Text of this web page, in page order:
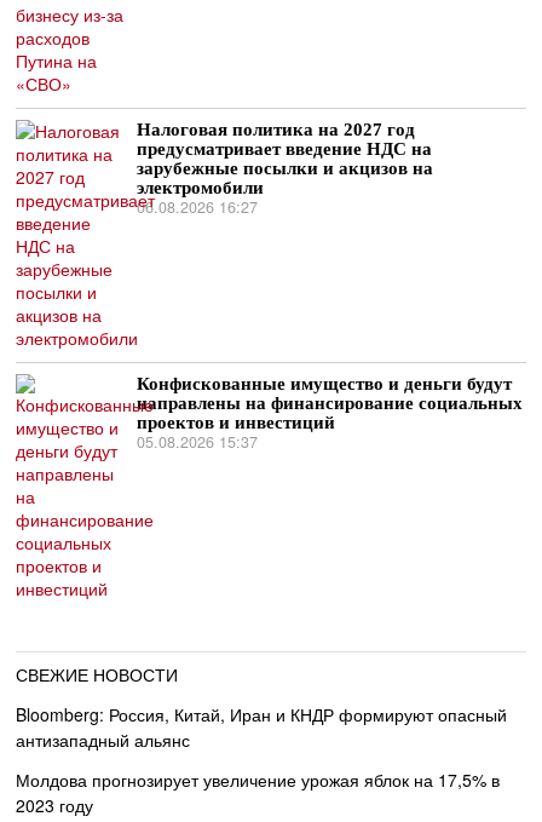
Налоговая политика на 2027 год
предусматривает введение НДС на
зарубежные посылки и акцизов на
электромобили
06.08.2026 16:27
Конфискованные имущество и деньги будут
направлены на финансирование социальных
проектов и инвестиций
05.08.2026 15:37
СВЕЖИЕ НОВОСТИ
Bloomberg: Россия, Китай, Иран и КНДР формируют опасный
антизападный альянс
Молдова прогнозирует увеличение урожая яблок на 17,5% в
2023 году